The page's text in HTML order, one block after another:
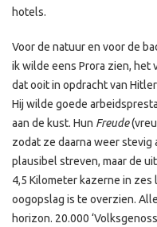
hotels.
Voor de natuur en voor de
ik wilde eens Prora zien, het
dat ooit in opdracht van
Hij wilde goede
aan de kust. Hun Freude
zodat ze daarna weer stevig
plausibel streven, maar de
4,5 Kilometer kazerne in
oogopslag is te overzien.
horizon. 20.000